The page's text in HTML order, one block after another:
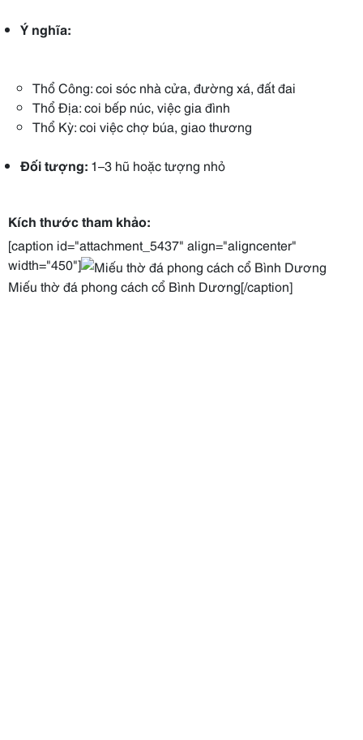
Ý nghĩa:
Thổ Công: coi sóc nhà cửa, đường xá, đất đai
Thổ Địa: coi bếp núc, việc gia đình
Thổ Kỳ: coi việc chợ búa, giao thương
Đối tượng: 1–3 hũ hoặc tượng nhỏ
Kích thước tham khảo:
[caption id="attachment_5437" align="aligncenter"
width="450"]
Miếu thờ đá phong cách cổ Bình Dương[/caption]